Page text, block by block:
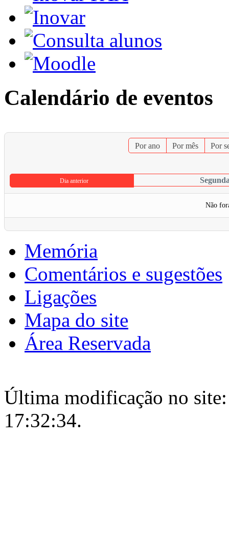
Calendário de eventos
Por ano Por mês Por
Dia anterior
Não
Memória
Comentários e sugestões
Ligações
Mapa do site
Área Reservada
Última modificação no
17:32:34.